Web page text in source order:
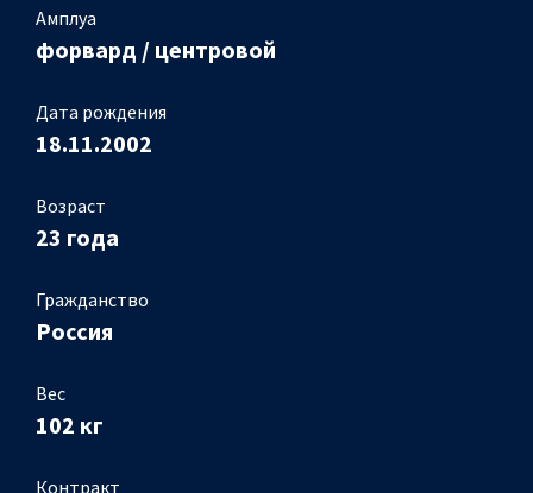
Амплуа
форвард / центровой
Дата рождения
18.11.2002
Возраст
23 года
Гражданство
Россия
Вес
102 кг
Контракт